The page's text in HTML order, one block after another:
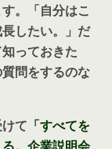
。「自分はこ
したい。」だ
っておきた
問をするのな
て 「すべてを